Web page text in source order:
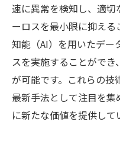
れる二つの価値
経済的価値の
再生可能資源
持続可能な企
向上
新たなビジネス
速に異常を検知し、適
ーロスを最小限に抑える
知能（AI）を用いたデー
スを実施することがで
が可能です。これらの技
最新手法として注目を
に新たな価値を提供して